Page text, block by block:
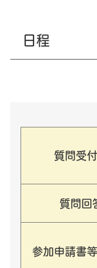
日程
質問受
質問回
参加申請書